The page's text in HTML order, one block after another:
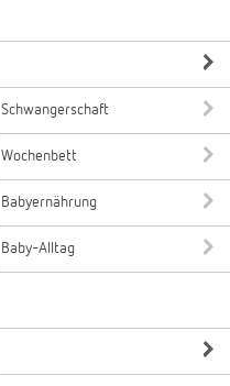
Schwangerschaft
Wochenbett
Babyernährung
Baby-Alltag